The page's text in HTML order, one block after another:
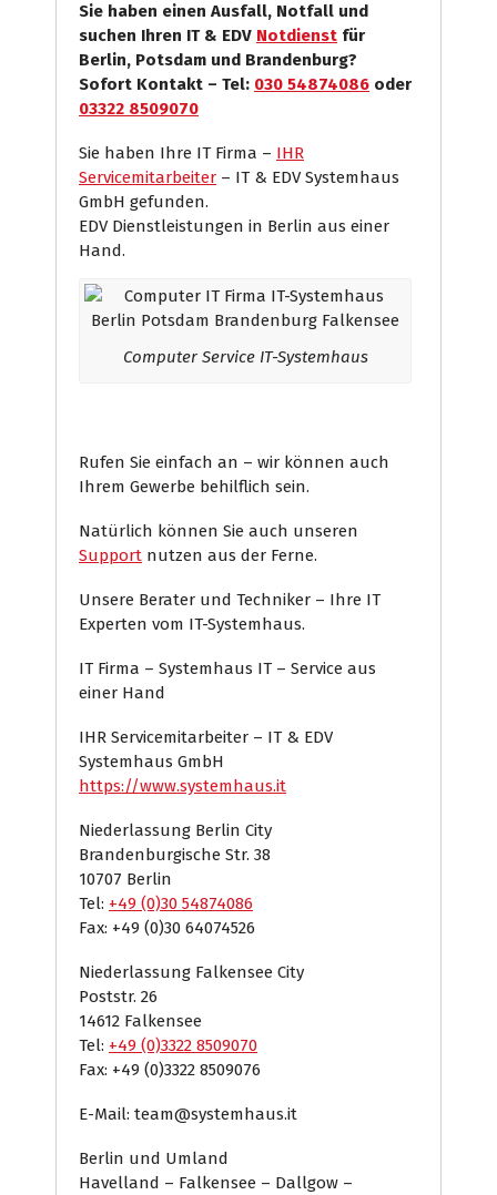
Sie haben einen Ausfall, Notfall und
suchen Ihren IT & EDV Notdienst für
Berlin, Potsdam und Brandenburg?
Sofort Kontakt – Tel: 030 54874086 oder
03322 8509070
Sie haben Ihre IT Firma – IHR
Servicemitarbeiter – IT & EDV Systemhaus
GmbH gefunden.
EDV Dienstleistungen in Berlin aus einer
Hand.
Computer Service IT-Systemhaus
Rufen Sie einfach an – wir können auch
Ihrem Gewerbe behilflich sein.
Natürlich können Sie auch unseren
Support nutzen aus der Ferne.
Unsere Berater und Techniker – Ihre IT
Experten vom IT-Systemhaus.
IT Firma – Systemhaus IT – Service aus
einer Hand
IHR Servicemitarbeiter – IT & EDV
Systemhaus GmbH
https://www.systemhaus.it
Niederlassung Berlin City
Brandenburgische Str. 38
10707 Berlin
Tel: +49 (0)30 54874086
Fax: +49 (0)30 64074526
Niederlassung Falkensee City
Poststr. 26
14612 Falkensee
Tel: +49 (0)3322 8509070
Fax: +49 (0)3322 8509076
E-Mail: team@systemhaus.it
Berlin und Umland
Havelland – Falkensee – Dallgow –